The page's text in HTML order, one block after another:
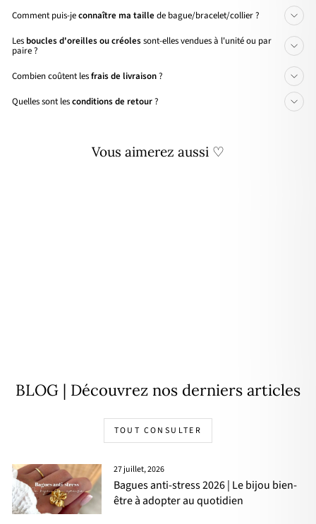
Comment puis-jeconnaître ma taille de bague/bracelet/collier ?
Les boucles d'oreilles ou créolessont-elles vendues à l'unité ou par
paire ?
Combien coûtent lesfrais de livraison?
Quelles sont lesconditions de retour?
Vous aimerez aussi ♡
BLOG | Découvrez nos derniers articles
TOUT CONSULTER
27 juillet, 2026
Bagues anti-stress 2026 | Le bijou bien-
être à adopter au quotidien